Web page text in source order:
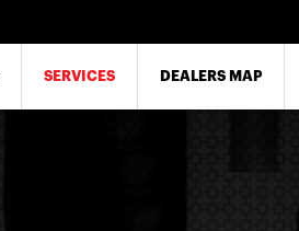
SERVICES DEALERS MAP